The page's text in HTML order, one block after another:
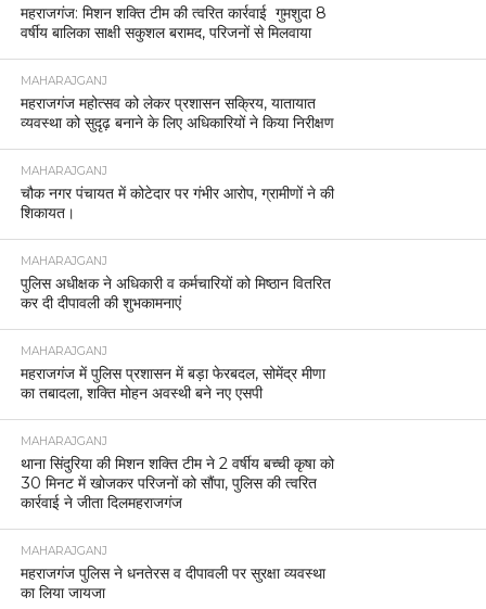
महराजगंज: मिशन शक्ति टीम की त्वरित कार्रवाई गुमशुदा 8
वर्षीय बालिका साक्षी सकुशल बरामद, परिजनों से मिलवाया
MAHARAJGANJ
महराजगंज महोत्सव को लेकर प्रशासन सक्रिय, यातायात
व्यवस्था को सुदृढ़ बनाने के लिए अधिकारियों ने किया निरीक्षण
MAHARAJGANJ
चौक नगर पंचायत में कोटेदार पर गंभीर आरोप, ग्रामीणों ने की
शिकायत।
MAHARAJGANJ
पुलिस अधीक्षक ने अधिकारी व कर्मचारियों को मिष्ठान वितरित
कर दी दीपावली की शुभकामनाएं
MAHARAJGANJ
महराजगंज में पुलिस प्रशासन में बड़ा फेरबदल, सोमेंद्र मीणा
का तबादला, शक्ति मोहन अवस्थी बने नए एसपी
MAHARAJGANJ
थाना सिंदुरिया की मिशन शक्ति टीम ने 2 वर्षीय बच्ची कृषा को
30 मिनट में खोजकर परिजनों को सौंपा, पुलिस की त्वरित
कार्रवाई ने जीता दिलमहराजगंज
MAHARAJGANJ
महराजगंज पुलिस ने धनतेरस व दीपावली पर सुरक्षा व्यवस्था
का लिया जायजा